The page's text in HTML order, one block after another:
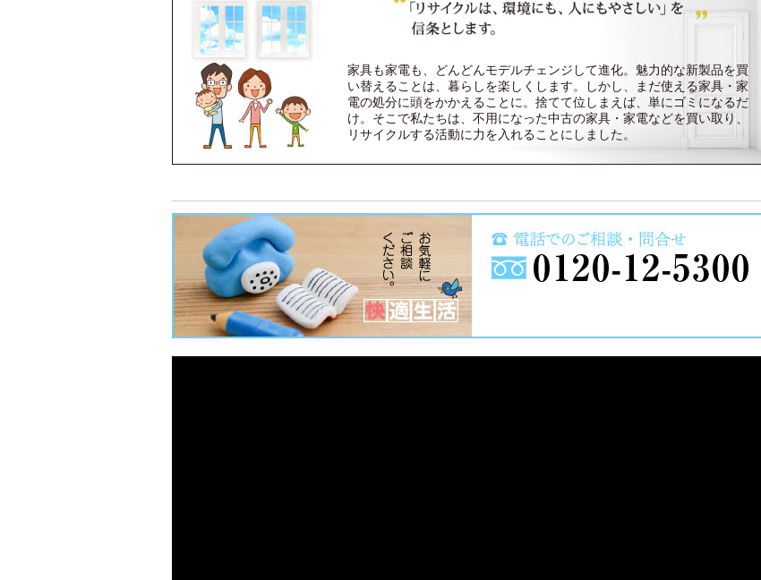
家具も家電も、どんどんモデルチェンジして進化。魅力的な新製品を買
い替えることは、暮らしを楽しくします。しかし、まだ使える家具・家
電の処分に頭をかかえることに。捨てて位しまえば、単にゴミになるだ
け。そこで私たちは、不用になった中古の家具・家電などを買い取り、
リサイクルする活動に力を入れることにしました。